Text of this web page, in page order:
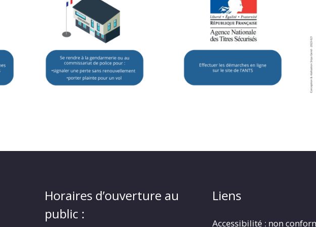
Horaires d’ouverture au
public :
Liens
Accessibilité : non